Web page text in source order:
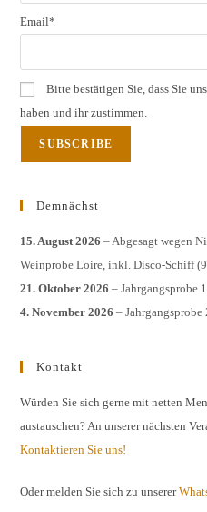
Email*
Bitte bestätigen Sie, dass Sie
haben und ihr zustimmen.
Demnächst
15. August 2026 – Abgesagt wegen
Weinprobe Loire, inkl. Disco-Schiff
21. Oktober 2026 – Jahrgangsprobe 1
4. November 2026 – Jahrgangsprobe
Kontakt
Würden Sie sich gerne mit netten
austauschen? An unserer nächsten
Kontaktieren Sie uns!
Oder melden Sie sich zu unserer